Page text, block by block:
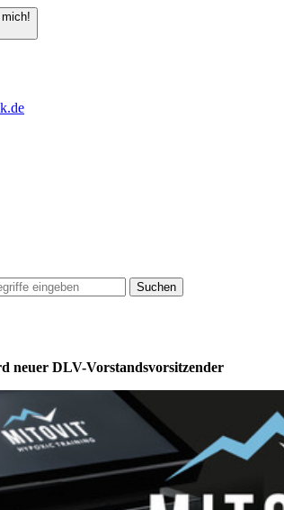
Suchen
neuer DLV-Vorstandsvorsitzender